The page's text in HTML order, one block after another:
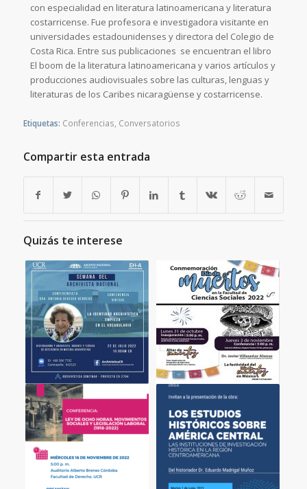
con especialidad en literatura latinoamericana y literatura
costarricense. Fue profesora e investigadora visitante en
universidades estadounidenses y directora del Colegio de
Costa Rica. Entre sus publicaciones se encuentran el libro
El boom de la literatura latinoamericana y varios artículos y
producciones audiovisuales sobre las culturas, lenguas y
literaturas de los Caribes nicaragüense y costarricense.
Etiquetas: Conferencias Conversatorios
Compartir esta entrada
Quizás te interese